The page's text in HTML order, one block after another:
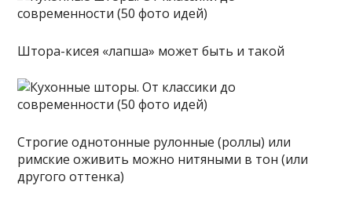
Штора-кисея «лапша» может быть и такой
Строгие однотонные рулонные (роллы) или
римские оживить можно нитяными в тон (или
другого оттенка)